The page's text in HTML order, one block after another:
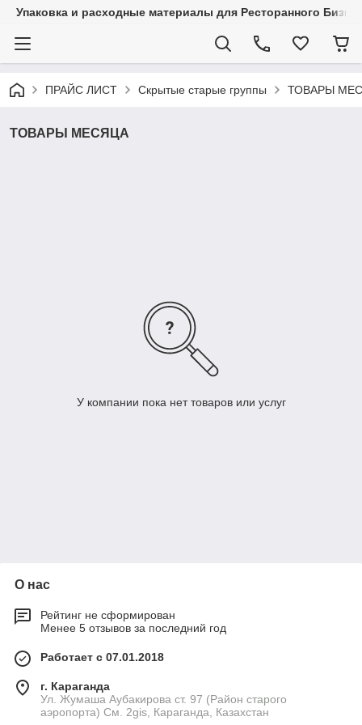
Упаковка и расходные материалы для Ресторанного
ПРАЙС ЛИСТ Скрытые старые группы ТОВАРЫ
ТОВАРЫ МЕСЯЦА
У компании пока нет товаров или услуг
О нас
Рейтинг не сформирован
Менее 5 отзывов за последний год
Работает с 07.01.2018
г. Караганда
Ул. Жумаша Аубакирова ст. 97 (Район старого
аэропорта) См. 2gis, Караганда, Казахстан